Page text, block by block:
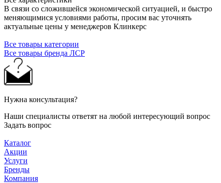
В связи со сложившейся экономической ситуацией, и быстро
меняющимися условиями работы, просим вас уточнять
актуальные цены у менеджеров Клинкерс
Все товары категории
Все товары бренда ЛСР
Нужна консультация?
Наши специалисты ответят на любой интересующий вопрос
Задать вопрос
Каталог
Акции
Услуги
Бренды
Компания